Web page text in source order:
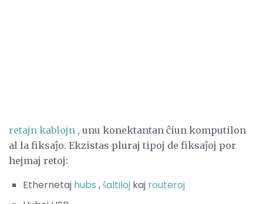
retajn kablojn , unu konektantan ĉiun komputilon
al la fiksaĵo. Ekzistas pluraj tipoj de fiksaĵoj por
hejmaj retoj:
Ethernetaj hubs ,ŝaltiloj kaj routeroj